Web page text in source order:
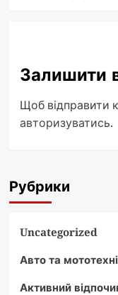
Залишити
Щоб відправити
авторизуватись.
Рубрики
Uncategorized
Авто та
Активний